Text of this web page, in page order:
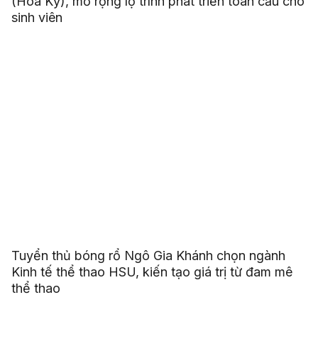
sinh viên
Tuyển thủ bóng rổ Ngô Gia Khánh chọn ngành
Kinh tế thể thao HSU, kiến tạo giá trị từ đam mê
thể thao